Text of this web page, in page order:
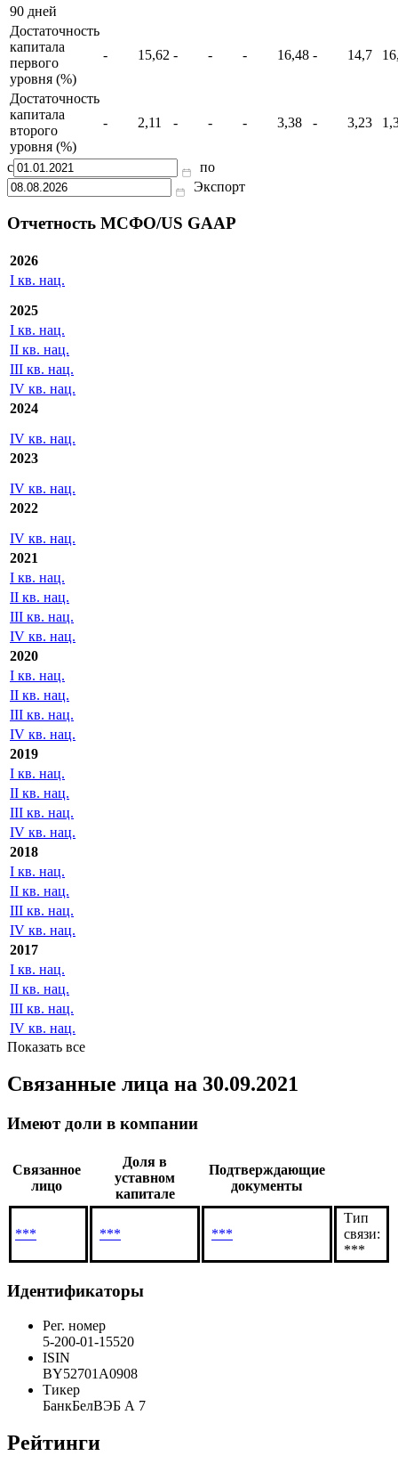
90 дней
Достаточность
капитала
первого
уровня (%)
- 15,62 - - - 16,48 - 14,7
Достаточность
капитала
второго
уровня (%)
- 2,11 - - - 3,38 - 3,23
с
по
Экспорт
Отчетность МСФО/US GAAP
2026
I кв. нац.
2025
I кв. нац.
II кв. нац.
III кв. нац.
IV кв. нац.
2024
IV кв. нац.
2023
IV кв. нац.
2022
IV кв. нац.
2021
I кв. нац.
II кв. нац.
III кв. нац.
IV кв. нац.
2020
I кв. нац.
II кв. нац.
III кв. нац.
IV кв. нац.
2019
I кв. нац.
II кв. нац.
III кв. нац.
IV кв. нац.
2018
I кв. нац.
II кв. нац.
III кв. нац.
IV кв. нац.
2017
I кв. нац.
II кв. нац.
III кв. нац.
IV кв. нац.
Показать все
Связанные лица на 30.09.2021
Имеют доли в компании
Связанное
лицо
Доля в
уставном
капитале
Подтверждающие
документы
*** *** ***
Тип
связи:
***
Идентификаторы
Рег. номер
5-200-01-15520
ISIN
BY52701A0908
Тикер
БанкБелВЭБ А 7
Рейтинги